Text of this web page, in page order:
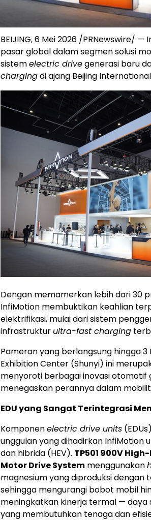
BEIJING, 6 Mei 2026 /PRNewswire/
pasar global dalam segmen solusi
sistemelectric drivegenerasi baru
chargingdi ajang Beijing
Dengan memamerkan lebih dari 30
InfiMotion membuktikan keahlian
elektrifikasi, mulai dari sistem
infrastruktur ultra-fast charging
Pameran yang berlangsung hingga
Exhibition Center (Shunyi) ini
menyoroti berbagai inovasi otomotif
menegaskan perannya dalam
EDU yang Sangat Terintegrasi
Komponenelectric drive units
unggulan yang dihadirkan InfiMotion
dan hibrida (HEV). TP501 900V
Motor Drive System menggunakan
magnesium yang diproduksi dengan
sehingga mengurangi bobot mobil
meningkatkan kinerja termal — daya
yang membutuhkan tenaga dan